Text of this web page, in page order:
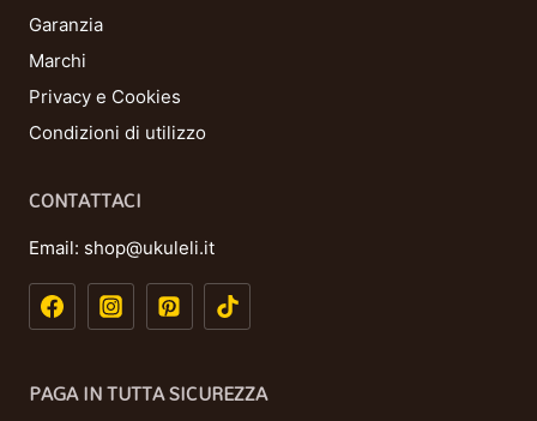
Garanzia
Marchi
Privacy e Cookies
Condizioni di utilizzo
CONTATTACI
Email: shop@ukuleli.it
PAGA IN TUTTA SICUREZZA